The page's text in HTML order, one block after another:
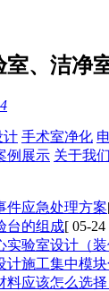
室、 洁净
计 手术室净化
例展示 关于我们
件应急处理方案
台的组成[ 05-24
实验室设计（装
计施工集中模
料应该怎么选择